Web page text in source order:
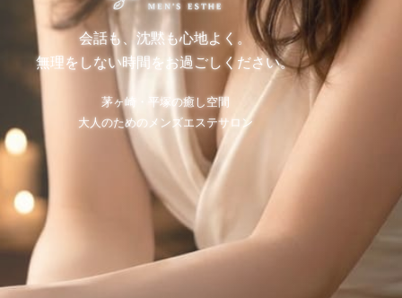
会話も、沈黙も心地よく。
無理をしない時間をお過ごしください。
茅ヶ崎・平塚の癒し空間
大人のためのメンズエステサロン